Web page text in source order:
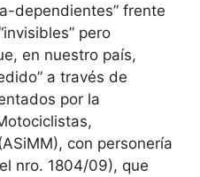
dependientes” frente
pero
en nuestro país,
a través de
por la
con personería
nro. 1804/09), que